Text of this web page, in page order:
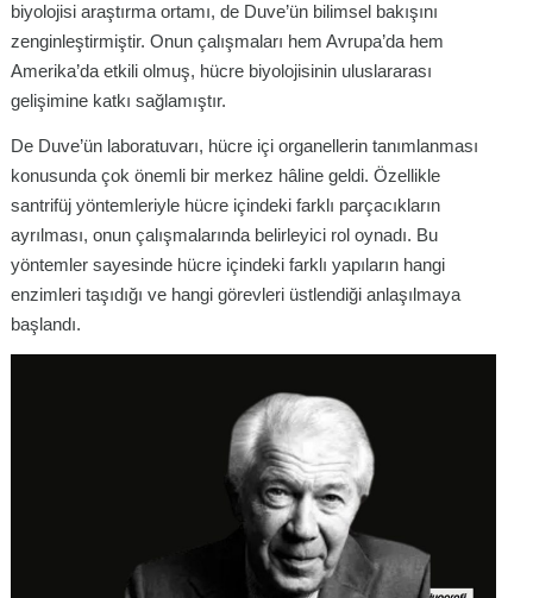
biyolojisi araştırma ortamı, de Duve’ün bilimsel bakışını
zenginleştirmiştir. Onun çalışmaları hem Avrupa’da hem
Amerika’da etkili olmuş, hücre biyolojisinin uluslararası
gelişimine katkı sağlamıştır.
De Duve’ün laboratuvarı, hücre içi organellerin tanımlanması
konusunda çok önemli bir merkez hâline geldi. Özellikle
santrifüj yöntemleriyle hücre içindeki farklı parçacıkların
ayrılması, onun çalışmalarında belirleyici rol oynadı. Bu
yöntemler sayesinde hücre içindeki farklı yapıların hangi
enzimleri taşıdığı ve hangi görevleri üstlendiği anlaşılmaya
başlandı.